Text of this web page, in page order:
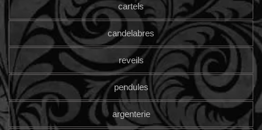
cartels
candelabres
reveils
pendules
argenterie